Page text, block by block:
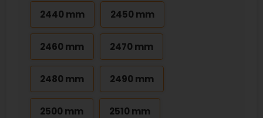
2440 mm 2450 mm
2460 mm 2470 mm
2480 mm 2490 mm
2500 mm 2510 mm